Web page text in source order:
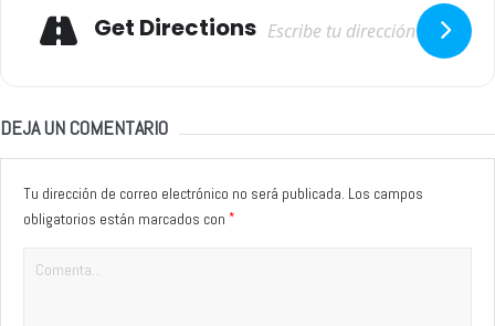
Get Directions
DEJA UN COMENTARIO
Tu dirección de correo electrónico no será publicada. Los campos
obligatorios están marcados con *